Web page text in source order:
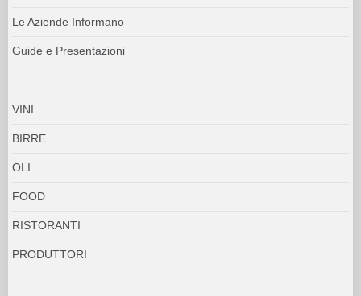
Le Aziende Informano
Guide e Presentazioni
VINI
BIRRE
OLI
FOOD
RISTORANTI
PRODUTTORI